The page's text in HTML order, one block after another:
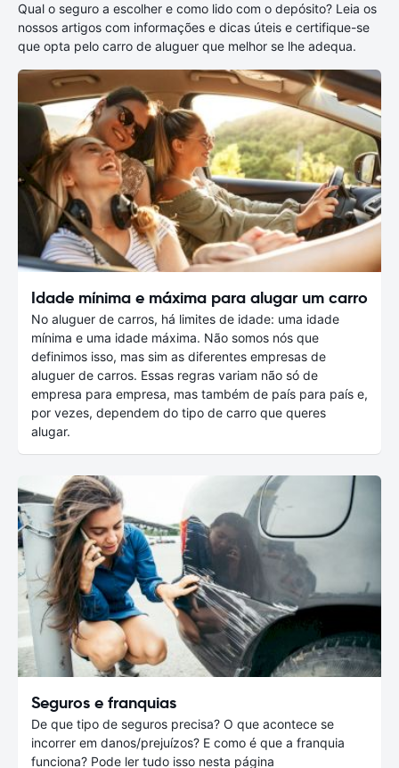
Qual o seguro a escolher e como lido com o depósito? Leia os
nossos artigos com informações e dicas úteis e certifique-se
que opta pelo carro de aluguer que melhor se lhe adequa.
Idade mínima e máxima para alugar um carro
No aluguer de carros, há limites de idade: uma idade
mínima e uma idade máxima. Não somos nós que
definimos isso, mas sim as diferentes empresas de
aluguer de carros. Essas regras variam não só de
empresa para empresa, mas também de país para país e,
por vezes, dependem do tipo de carro que queres
alugar.
Seguros e franquias
De que tipo de seguros precisa? O que acontece se
incorrer em danos/prejuízos? E como é que a franquia
funciona? Pode ler tudo isso nesta página